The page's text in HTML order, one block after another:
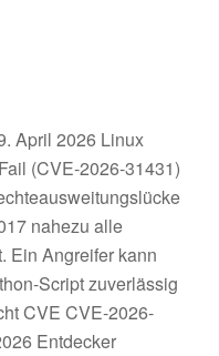
April 2026 Linux
(CVE-2026-31431)
nahezu alle
Ein Angreifer kann
Script zuverlässig
CVE CVE-2026-
Entdecker